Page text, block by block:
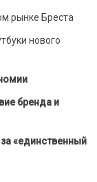
рынке Бреста
нового
бренда и
«единственный